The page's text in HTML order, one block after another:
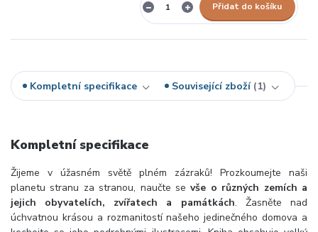
Přidat do košíku
Kompletní specifikace Související zboží 1
Kompletní specifikace
Žijeme v úžasném světě plném zázraků! Prozkoumejte naši
planetu stranu za stranou, naučte sevše o různých zemích a
jejich obyvatelích, zvířatech a památkách. Žasněte nad
úchvatnou krásou a rozmanitostí našeho jedinečného domova a